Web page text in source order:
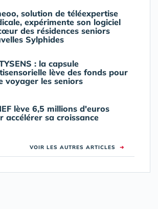
solution de téléexpertise
expérimente son logiciel
des résidences seniors
Sylphides
: la capsule
lève des fonds pour
voyager les seniors
lève 6,5 millions d'euros
accélérer sa croissance
VOIR LES AUTRES ARTICLES ➜